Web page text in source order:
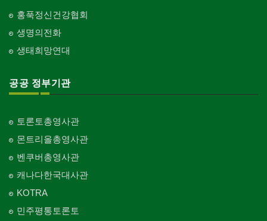
홍푹정신건강협회
생명의전화
생태희망연대
공공 정부기관
토론토총영사관
몬트리올총영사관
벤쿠버총영사관
캐나다한국대사관
KOTRA
민주평통토론토